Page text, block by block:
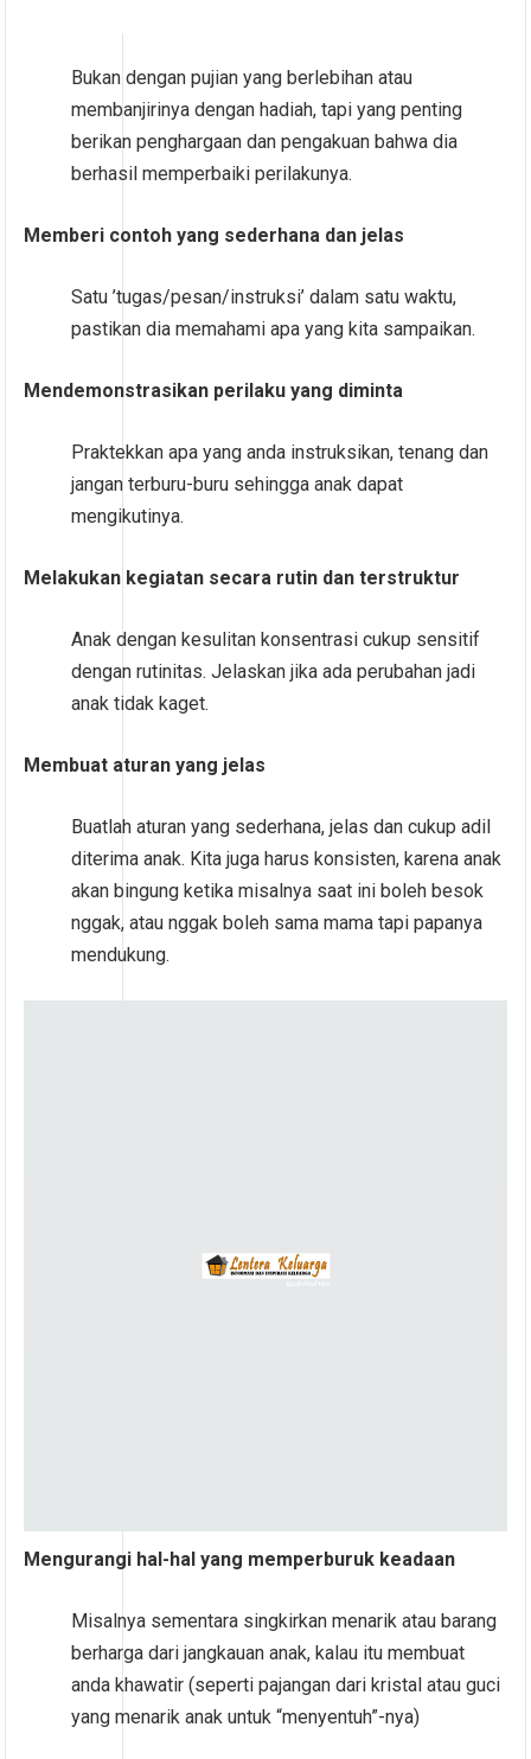
Bukan dengan pujian yang berlebihan atau
membanjirinya dengan hadiah, tapi yang penting
berikan penghargaan dan pengakuan bahwa dia
berhasil memperbaiki perilakunya.
Memberi contoh yang sederhana dan jelas
Satu ’tugas/pesan/instruksi’ dalam satu waktu,
pastikan dia memahami apa yang kita sampaikan.
Mendemonstrasikan perilaku yang diminta
Praktekkan apa yang anda instruksikan, tenang dan
jangan terburu-buru sehingga anak dapat
mengikutinya.
Melakukan kegiatan secara rutin dan terstruktur
Anak dengan kesulitan konsentrasi cukup sensitif
dengan rutinitas. Jelaskan jika ada perubahan jadi
anak tidak kaget.
Membuat aturan yang jelas
Buatlah aturan yang sederhana, jelas dan cukup adil
diterima anak. Kita juga harus konsisten, karena anak
akan bingung ketika misalnya saat ini boleh besok
nggak, atau nggak boleh sama mama tapi papanya
mendukung.
Mengurangi hal-hal yang memperburuk keadaan
Misalnya sementara singkirkan menarik atau barang
berharga dari jangkauan anak, kalau itu membuat
anda khawatir (seperti pajangan dari kristal atau guci
yang menarik anak untuk “menyentuh”-nya)